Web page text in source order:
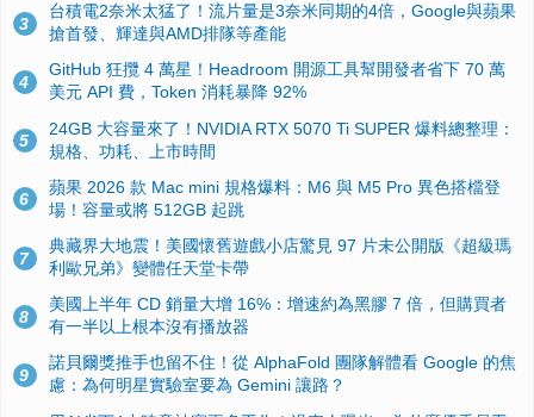
3
台積電2奈米太猛了！流片量是3奈米同期的4倍，Google與蘋果
搶首發、輝達與AMD排隊等產能
4
GitHub 狂攬 4 萬星！Headroom 開源工具幫開發者省下 70 萬
美元 API 費，Token 消耗暴降 92%
5
24GB 大容量來了！NVIDIA RTX 5070 Ti SUPER 爆料總整理：
規格、功耗、上市時間
6
蘋果 2026 款 Mac mini 規格爆料：M6 與 M5 Pro 異色搭檔登
場！容量或將 512GB 起跳
7
典藏界大地震！美國懷舊遊戲小店驚見 97 片未公開版《超級瑪
利歐兄弟》變體任天堂卡帶
8
美國上半年 CD 銷量大增 16%：增速約為黑膠 7 倍，但購買者
有一半以上根本沒有播放器
9
諾貝爾獎推手也留不住！從 AlphaFold 團隊解體看 Google 的焦
慮：為何明星實驗室要為 Gemini 讓路？